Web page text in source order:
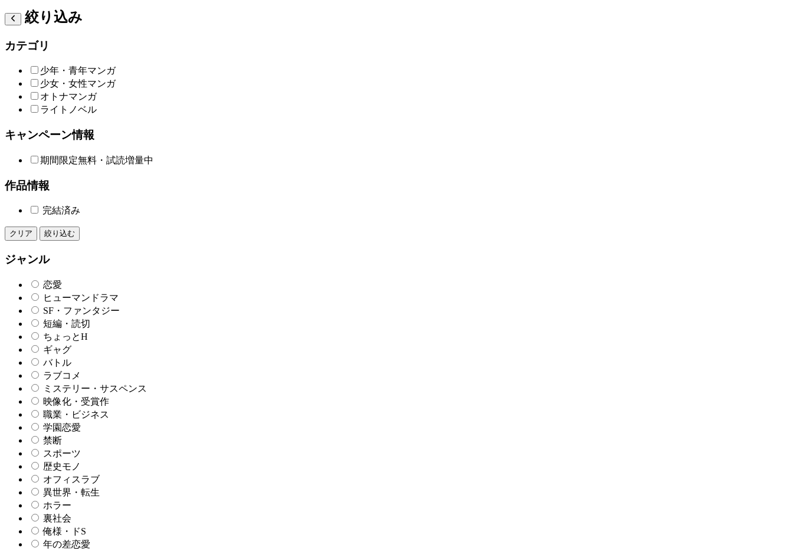
絞り込み
カテゴリ
少年・青年マンガ
少女・女性マンガ
オトナマンガ
ライトノベル
キャンペーン情報
期間限定無料・試読増量中
作品情報
完結済み
クリア 絞り込む
ジャンル
恋愛
ヒューマンドラマ
SF・ファンタジー
短編・読切
ちょっとH
ギャグ
バトル
ラブコメ
ミステリー・サスペンス
映像化・受賞作
職業・ビジネス
学園恋愛
禁断
スポーツ
歴史モノ
オフィスラブ
異世界・転生
ホラー
裏社会
俺様・ドS
年の差恋愛